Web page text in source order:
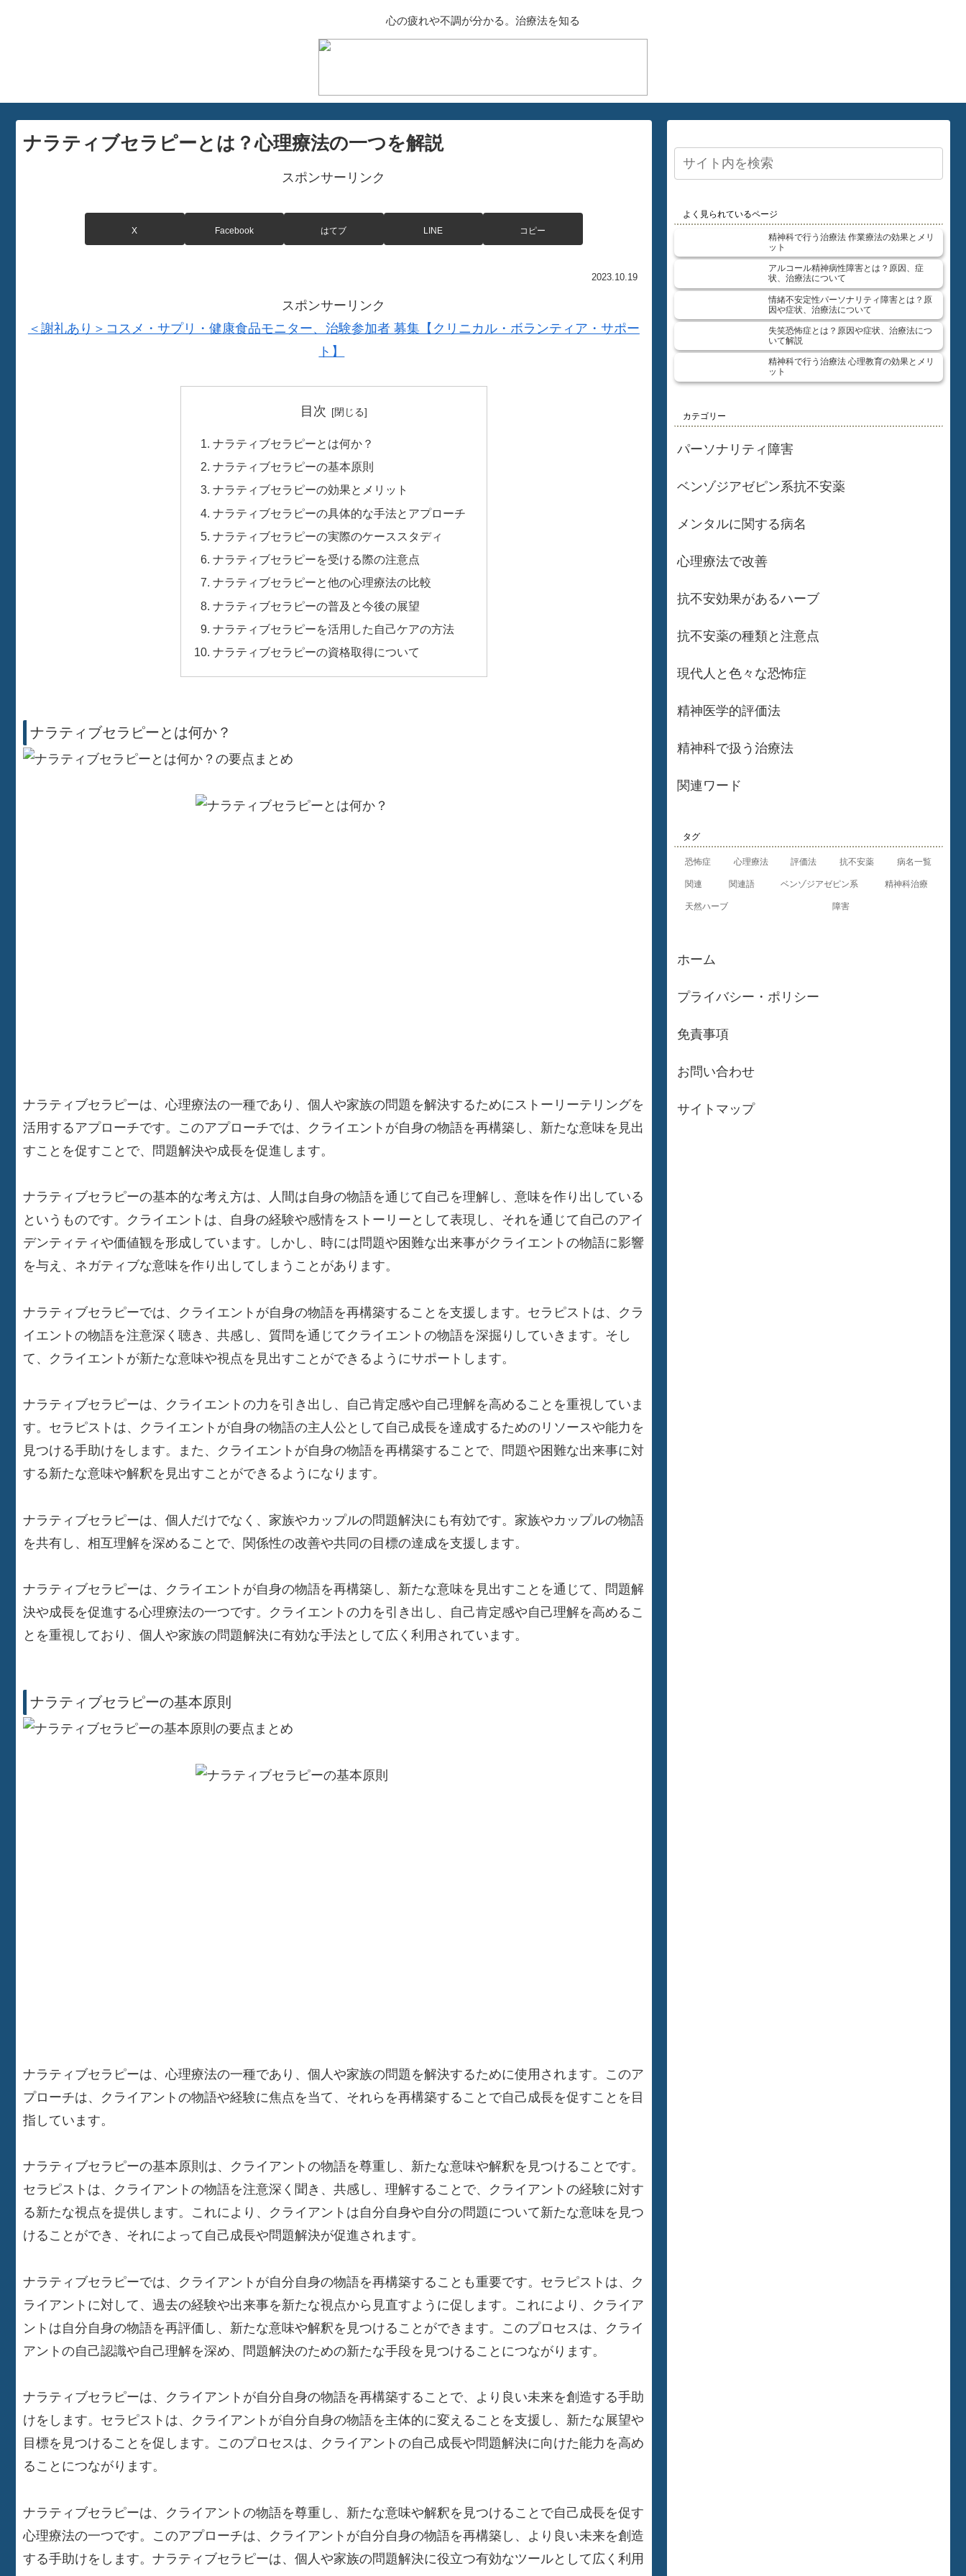
心の疲れや不調が分かる。治療法を知る
ナラティブセラピーとは？心理療法の一つを解説
スポンサーリンク
X Facebook はてブ LINE コピー
2023.10.19
スポンサーリンク
＜謝礼あり＞コスメ・サプリ・健康食品モニター、治験参加者 募集【クリニカル・ボランティア・サポー
ト】
目次
ナラティブセラピーとは何か？
ナラティブセラピーの基本原則
ナラティブセラピーの効果とメリット
ナラティブセラピーの具体的な手法とアプローチ
ナラティブセラピーの実際のケーススタディ
ナラティブセラピーを受ける際の注意点
ナラティブセラピーと他の心理療法の比較
ナラティブセラピーの普及と今後の展望
ナラティブセラピーを活用した自己ケアの方法
ナラティブセラピーの資格取得について
ナラティブセラピーとは何か？
ナラティブセラピーは、心理療法の一種であり、個人や家族の問題を解決するためにストーリーテリングを
活用するアプローチです。このアプローチでは、クライエントが自身の物語を再構築し、新たな意味を見出
すことを促すことで、問題解決や成長を促進します。
ナラティブセラピーの基本的な考え方は、人間は自身の物語を通じて自己を理解し、意味を作り出している
というものです。クライエントは、自身の経験や感情をストーリーとして表現し、それを通じて自己のアイ
デンティティや価値観を形成しています。しかし、時には問題や困難な出来事がクライエントの物語に影響
を与え、ネガティブな意味を作り出してしまうことがあります。
ナラティブセラピーでは、クライエントが自身の物語を再構築することを支援します。セラピストは、クラ
イエントの物語を注意深く聴き、共感し、質問を通じてクライエントの物語を深掘りしていきます。そし
て、クライエントが新たな意味や視点を見出すことができるようにサポートします。
ナラティブセラピーは、クライエントの力を引き出し、自己肯定感や自己理解を高めることを重視していま
す。セラピストは、クライエントが自身の物語の主人公として自己成長を達成するためのリソースや能力を
見つける手助けをします。また、クライエントが自身の物語を再構築することで、問題や困難な出来事に対
する新たな意味や解釈を見出すことができるようになります。
ナラティブセラピーは、個人だけでなく、家族やカップルの問題解決にも有効です。家族やカップルの物語
を共有し、相互理解を深めることで、関係性の改善や共同の目標の達成を支援します。
ナラティブセラピーは、クライエントが自身の物語を再構築し、新たな意味を見出すことを通じて、問題解
決や成長を促進する心理療法の一つです。クライエントの力を引き出し、自己肯定感や自己理解を高めるこ
とを重視しており、個人や家族の問題解決に有効な手法として広く利用されています。
ナラティブセラピーの基本原則
ナラティブセラピーは、心理療法の一種であり、個人や家族の問題を解決するために使用されます。このア
プローチは、クライアントの物語や経験に焦点を当て、それらを再構築することで自己成長を促すことを目
指しています。
ナラティブセラピーの基本原則は、クライアントの物語を尊重し、新たな意味や解釈を見つけることです。
セラピストは、クライアントの物語を注意深く聞き、共感し、理解することで、クライアントの経験に対す
る新たな視点を提供します。これにより、クライアントは自分自身や自分の問題について新たな意味を見つ
けることができ、それによって自己成長や問題解決が促進されます。
ナラティブセラピーでは、クライアントが自分自身の物語を再構築することも重要です。セラピストは、ク
ライアントに対して、過去の経験や出来事を新たな視点から見直すように促します。これにより、クライア
ントは自分自身の物語を再評価し、新たな意味や解釈を見つけることができます。このプロセスは、クライ
アントの自己認識や自己理解を深め、問題解決のための新たな手段を見つけることにつながります。
ナラティブセラピーは、クライアントが自分自身の物語を再構築することで、より良い未来を創造する手助
けをします。セラピストは、クライアントが自分自身の物語を主体的に変えることを支援し、新たな展望や
目標を見つけることを促します。このプロセスは、クライアントの自己成長や問題解決に向けた能力を高め
ることにつながります。
ナラティブセラピーは、クライアントの物語を尊重し、新たな意味や解釈を見つけることで自己成長を促す
心理療法の一つです。このアプローチは、クライアントが自分自身の物語を再構築し、より良い未来を創造
する手助けをします。ナラティブセラピーは、個人や家族の問題解決に役立つ有効なツールとして広く利用
よく見られているページ
精神科で行う治療法 作業療法の効果とメリ
ット
アルコール精神病性障害とは？原因、症
状、治療法について
情緒不安定性パーソナリティ障害とは？原
因や症状、治療法について
失笑恐怖症とは？原因や症状、治療法につ
いて解説
精神科で行う治療法 心理教育の効果とメリ
ット
カテゴリー
パーソナリティ障害
ベンゾジアゼピン系抗不安薬
メンタルに関する病名
心理療法で改善
抗不安効果があるハーブ
抗不安薬の種類と注意点
現代人と色々な恐怖症
精神医学的評価法
精神科で扱う治療法
関連ワード
タグ
恐怖症 心理療法 評価法 抗不安薬 病名一覧
関連 関連語 ベンゾジアゼピン系 精神科治療
天然ハーブ 障害
ホーム
プライバシー・ポリシー
免責事項
お問い合わせ
サイトマップ